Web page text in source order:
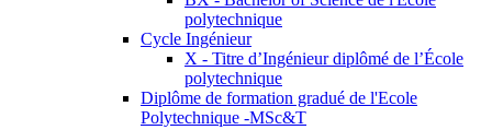
polytechnique
Cycle Ingénieur
X - Titre d’Ingénieur diplômé de l’École
polytechnique
Diplôme de formation gradué de l'Ecole
Polytechnique -MSc&T